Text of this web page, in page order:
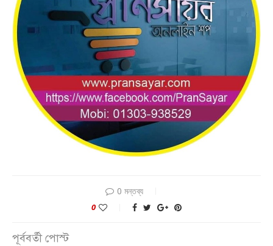
0 মন্তব্য
0
পূর্ববর্তী পোস্ট